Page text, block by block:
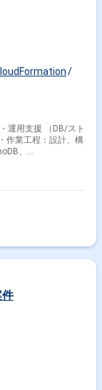
運用支援 （DB/スト
作業工程：設計、構
、